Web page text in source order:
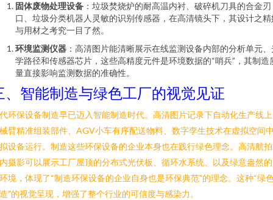
固体废物处理设备 ：垃圾焚烧炉的耐高温内衬、破碎机刀具的合金刃
口、垃圾分类机器人灵敏的识别传感器，在高清镜头下，其设计之精
与用材之考究一目了然。
环境监测仪器 ：高清图片能清晰展示在线监测设备内部的分析单元、
学路径和传感器芯片，这些高精度元件是环境数据的“哨兵”，其制造
量直接影响监测数据的准确性。
、智能制造与绿色工厂的视觉见证
环保设备制造早已迈入智能制造时代。高清图片记录下自动化生产线
臂精准组装部件、AGV小车有序配送物料、数字孪生技术在虚拟空间
设备运行。制造这些环保设备的企业本身也在践行绿色理念。高清航
摄影可以展示工厂屋顶的分布式光伏板、循环水系统、以及绿意盎然
境，体现了“制造环保设备的企业自身也是环保典范”的理念。这种“绿
”的视觉呈现，增强了整个行业的可信度与感染力。